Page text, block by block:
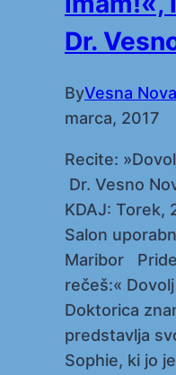
Dr.
ByVesna
marca, 2017
Recite:
Dr. Vesno
KDAJ: Torek,
Salon
Maribor
rečeš:«
Doktorica
predstavlja
Sophie, ki jo